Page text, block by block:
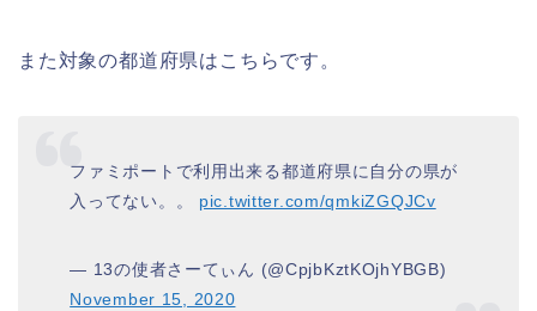
また対象の都道府県はこちらです。
ファミポートで利用出来る都道府県に自分の県が
入ってない。。 pic.twitter.com/qmkiZGQJCv
— 13の使者さーてぃん (@CpjbKztKOjhYBGB)
November 15, 2020